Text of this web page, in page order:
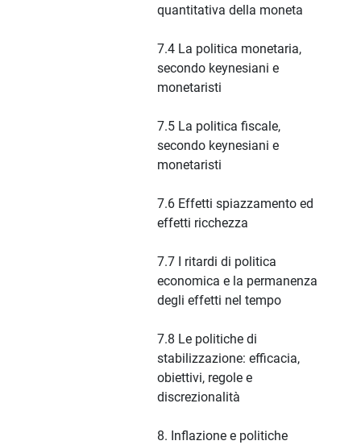
quantitativa della moneta
7.4 La politica monetaria,
secondo keynesiani e
monetaristi
7.5 La politica fiscale,
secondo keynesiani e
monetaristi
7.6 Effetti spiazzamento ed
effetti ricchezza
7.7 I ritardi di politica
economica e la permanenza
degli effetti nel tempo
7.8 Le politiche di
stabilizzazione: efficacia,
obiettivi, regole e
discrezionalità
8. Inflazione e politiche